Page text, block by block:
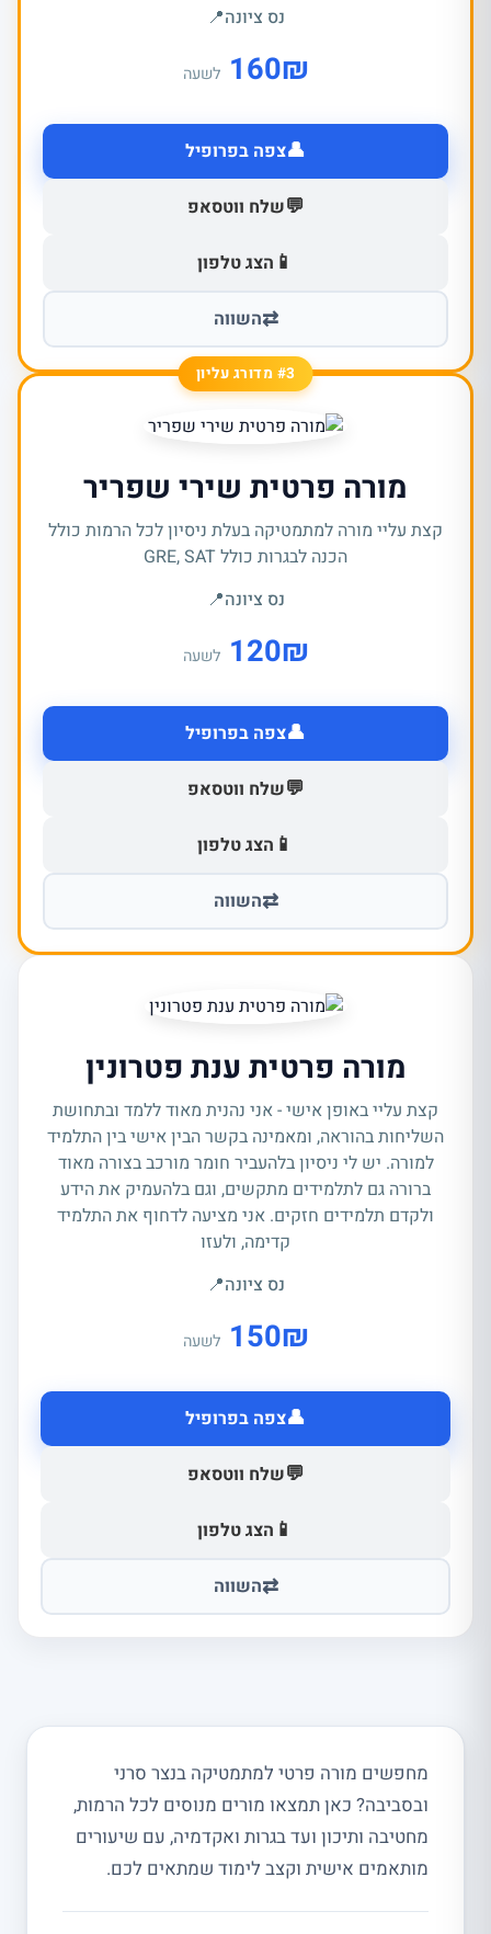
נס ציונה📍
₪
160 לשעה
👤צפה בפרופיל
💬שלח ווטסאפ
📱 הצג טלפון
⇄השווה
#3 מדורג עליון
מורה פרטית שירי שפריר
קצת עליי מורה למתמטיקה בעלת ניסיון לכל הרמות כולל
הכנה לבגרות כולל GRE, SAT
נס ציונה📍
₪
120 לשעה
👤צפה בפרופיל
💬שלח ווטסאפ
📱 הצג טלפון
⇄השווה
מורה פרטית ענת פטרונין
קצת עליי באופן אישי - אני נהנית מאוד ללמד ובתחושת
השליחות בהוראה, ומאמינה בקשר הבין אישי בין התלמיד
למורה. יש לי ניסיון בלהעביר חומר מורכב בצורה מאוד
ברורה גם לתלמידים מתקשים, וגם בלהעמיק את הידע
ולקדם תלמידים חזקים. אני מציעה לדחוף את התלמיד
קדימה, ולעזו
נס ציונה📍
₪
150 לשעה
👤צפה בפרופיל
💬שלח ווטסאפ
📱 הצג טלפון
⇄השווה
מחפשים מורה פרטי למתמטיקה בנצר סרני
ובסביבה? כאן תמצאו מורים מנוסים לכל הרמות,
מחטיבה ותיכון ועד בגרות ואקדמיה, עם שיעורים
מותאמים אישית וקצב לימוד שמתאים לכם.